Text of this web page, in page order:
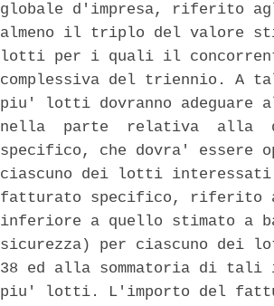
globale d'impresa, riferito
almeno il triplo del valore
lotti per i quali il
complessiva del triennio. A
piu' lotti dovranno
nella  parte  relativa  alla
specifico, che dovra' essere
ciascuno dei lotti
fatturato specifico, riferito
inferiore a quello stimato a
sicurezza) per ciascuno
38 ed alla sommatoria di
piu' lotti. L'importo del